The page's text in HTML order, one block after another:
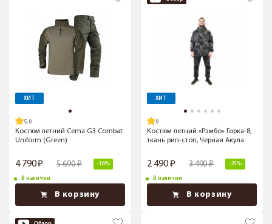
ХИТ
5.0
Костюм летний Cema G3 Combat
Uniform (Green)
4 790 5 690 -16%
В наличии
В корзину
ХИТ
Костюм летний «Рэмбо» Горка-8,
ткань рип-стоп, Черная Акула
2 490 3 490 -29%
В наличии
В корзину